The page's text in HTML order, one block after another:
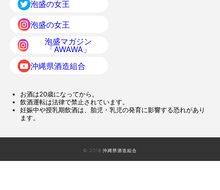
泡盛の女王
泡盛の女王
泡盛マガジン
「AWAWA」
沖縄県酒造組合
お酒は20歳になってから。
飲酒運転は法律で禁止されています。
妊娠中や授乳期飲酒は、胎児・乳児の発育に影響する恐れがあり
ます。
© 2018 沖縄県酒造組合